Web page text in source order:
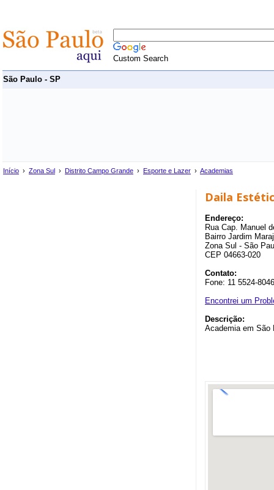
Custom Search
São Paulo - SP
Início › Zona Sul › Distrito Campo Grande › Esporte e Lazer › Academias
Daila
Endereço:
Rua Cap. Manuel
Bairro Jardim
Zona Sul - São
CEP 04663-020
Contato:
Fone: 11 5524-8046
Encontrei um
Descrição:
Academia em São